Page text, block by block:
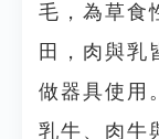
毛，為草食
田，肉與乳
做器具使用
乳牛、肉牛